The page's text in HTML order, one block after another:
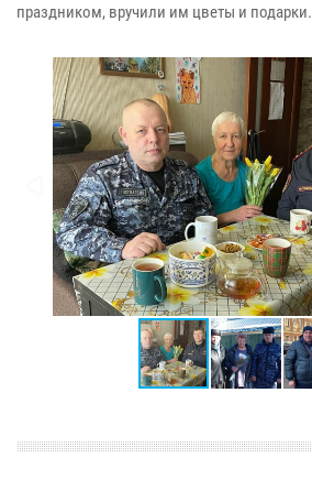
праздником, вручили им цветы и подарки.​​​​​​​